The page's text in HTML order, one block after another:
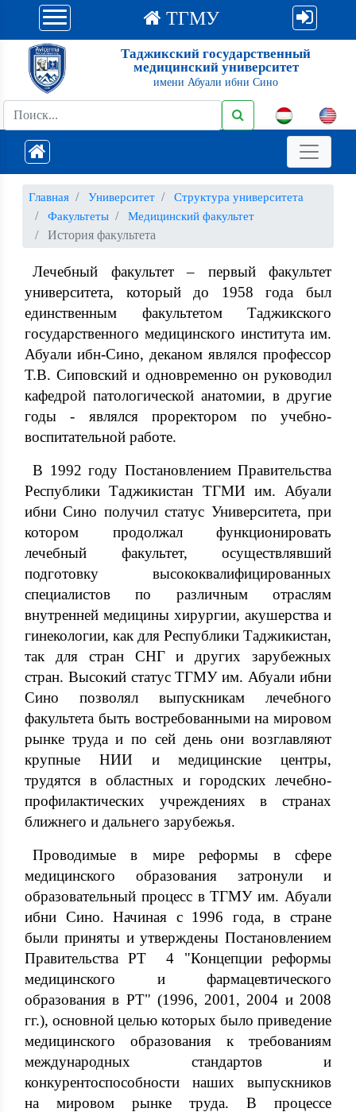
ТГМУ
Таджикский государственный
медицинский университет
имени Абуали ибни Сино
Главная Университет
Структура университета
Факультеты
Медицинский факультет
История факультета
Лечебный факультет – первый факультет
университета, который до 1958 года был
единственным факультетом Таджикского
государственного медицинского института им.
Абуали ибн-Сино, деканом являлся профессор
Т.В. Сиповский и одновременно он руководил
кафедрой патологической анатомии, в другие
годы - являлся проректором по учебно-
воспитательной работе.
В 1992 году Постановлением Правительства
Республики Таджикистан ТГМИ им. Абуали
ибни Сино получил статус Университета, при
котором продолжал функционировать
лечебный факультет, осуществлявший
подготовку высококвалифицированных
специалистов по различным отраслям
внутренней медицины хирургии, акушерства и
гинекологии, как для Республики Таджикистан,
так для стран СНГ и других зарубежных
стран. Высокий статус ТГМУ им. Абуали ибни
Сино позволял выпускникам лечебного
факультета быть востребованными на мировом
рынке труда и по сей день они возглавляют
крупные НИИ и медицинские центры,
трудятся в областных и городских лечебно-
профилактических учреждениях в странах
ближнего и дальнего зарубежья.
Проводимые в мире реформы в сфере
медицинского образования затронули и
образовательный процесс в ТГМУ им. Абуали
ибни Сино. Начиная с 1996 года, в стране
были приняты и утверждены Постановлением
Правительства РТ 4 "Концепции реформы
медицинского и фармацевтического
образования в РТ" (1996, 2001, 2004 и 2008
гг.), основной целью которых было приведение
медицинского образования к требованиям
международных стандартов и
конкурентоспособности наших выпускников
на мировом рынке труда. В процессе